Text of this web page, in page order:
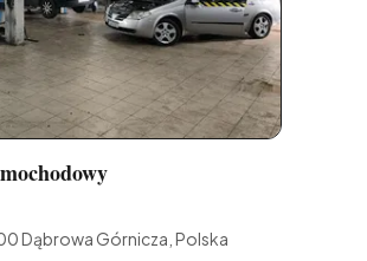
Dąbrowa Górnicza, Polska